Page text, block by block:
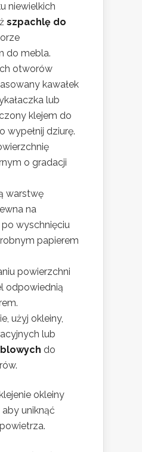
niewielkich
szpachlę do
do mebla.
otworów
kawałek
lub
klejem do
wypełnij dziurę.
o gradacji
warstwę
na
po wyschnięciu
papierem
powierzchni
odpowiednią
użyj okleiny,
lub
do
okleiny
aby uniknąć